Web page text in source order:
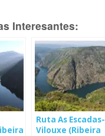
Interesantes:
Ruta As Escadas-
Vilouxe (Ribeira